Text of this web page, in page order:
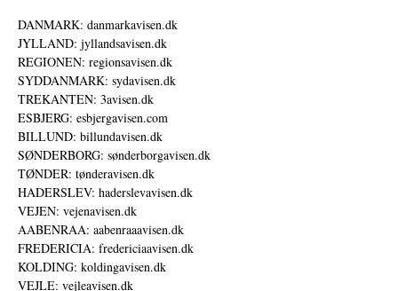
DANMARK: danmarkavisen.dk
JYLLAND: jyllandsavisen.dk
REGIONEN: regionsavisen.dk
SYDDANMARK: sydavisen.dk
TREKANTEN: 3avisen.dk
ESBJERG: esbjergavisen.com
BILLUND: billundavisen.dk
SØNDERBORG: sønderborgavisen.dk
TØNDER: tønderavisen.dk
HADERSLEV: haderslevavisen.dk
VEJEN: vejenavisen.dk
AABENRAA: aabenraaavisen.dk
FREDERICIA: fredericiaavisen.dk
KOLDING: koldingavisen.dk
VEJLE: vejleavisen.dk